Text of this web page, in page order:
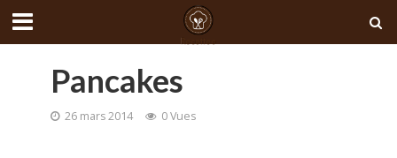
Pancakes
26 mars 2014 0 Vues